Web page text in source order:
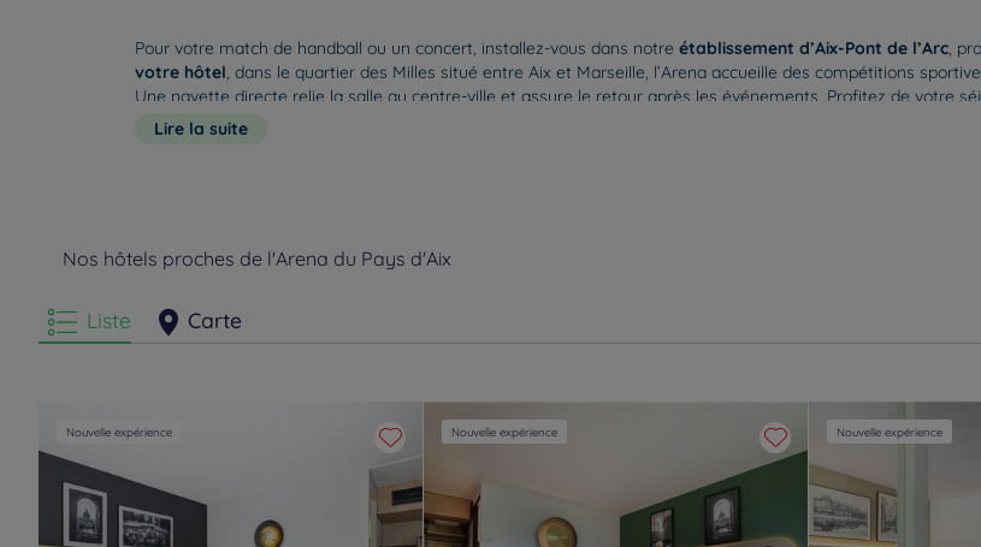
Pour votre match de handball ou un concert, installez-vous dans notre établissement d’Aix-Pont de l’Arc,
votre hôtel, dans le quartier des Milles situé entre Aix et Marseille, l’Arena accueille des compétitions
Une navette directe relie la salle au centre-ville et assure le retour après les événements. Profitez de votre
minutes en bus de votre chambre
Lire la suite
Nos hôtels proches de l'Arena du Pays d'Aix
Liste Carte
Nouvelle expérience Nouvelle expérience Nouvelle expérience